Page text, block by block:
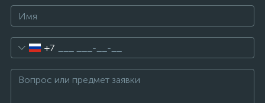
+7